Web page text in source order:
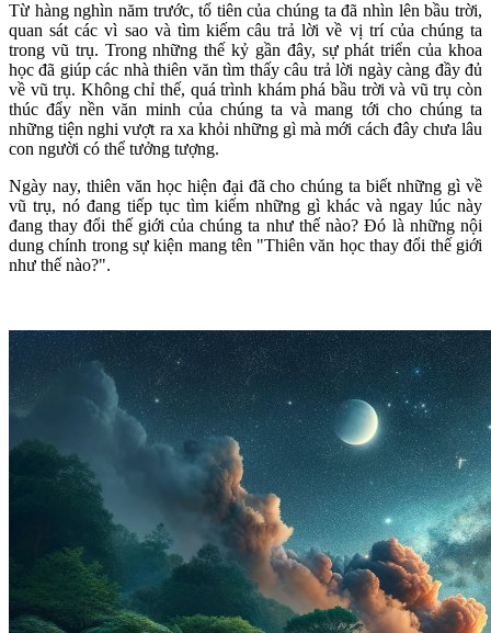
Từ hàng nghìn năm trước, tổ tiên của chúng ta đã nhìn lên bầu trời,
quan sát các vì sao và tìm kiếm câu trả lời về vị trí của chúng ta
trong vũ trụ. Trong những thế kỷ gần đây, sự phát triển của khoa
học đã giúp các nhà thiên văn tìm thấy câu trả lời ngày càng đầy đủ
về vũ trụ. Không chỉ thế, quá trình khám phá bầu trời và vũ trụ còn
thúc đẩy nền văn minh của chúng ta và mang tới cho chúng ta
những tiện nghi vượt ra xa khỏi những gì mà mới cách đây chưa lâu
con người có thể tưởng tượng.
Ngày nay, thiên văn học hiện đại đã cho chúng ta biết những gì về
vũ trụ, nó đang tiếp tục tìm kiếm những gì khác và ngay lúc này
đang thay đổi thế giới của chúng ta như thế nào? Đó là những nội
dung chính trong sự kiện mang tên "Thiên văn học thay đổi thế giới
như thế nào?".